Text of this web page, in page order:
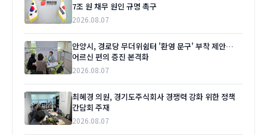
7조 원 채무 원인 규명 촉구
2026.08.07
안양시, 경로당 무더위쉼터 '환영 문구' 부착 제안…
어르신 편의 증진 본격화
2026.08.07
최혜경 의원, 경기도주식회사 경쟁력 강화 위한 정책
간담회 주재
2026.08.07